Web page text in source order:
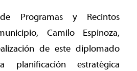
Programas y Recintos
Camilo Espinoza,
de este diplomado
planificación estratégica